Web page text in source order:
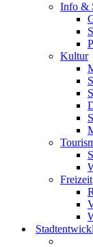
Info &
Kultur
Freizeit